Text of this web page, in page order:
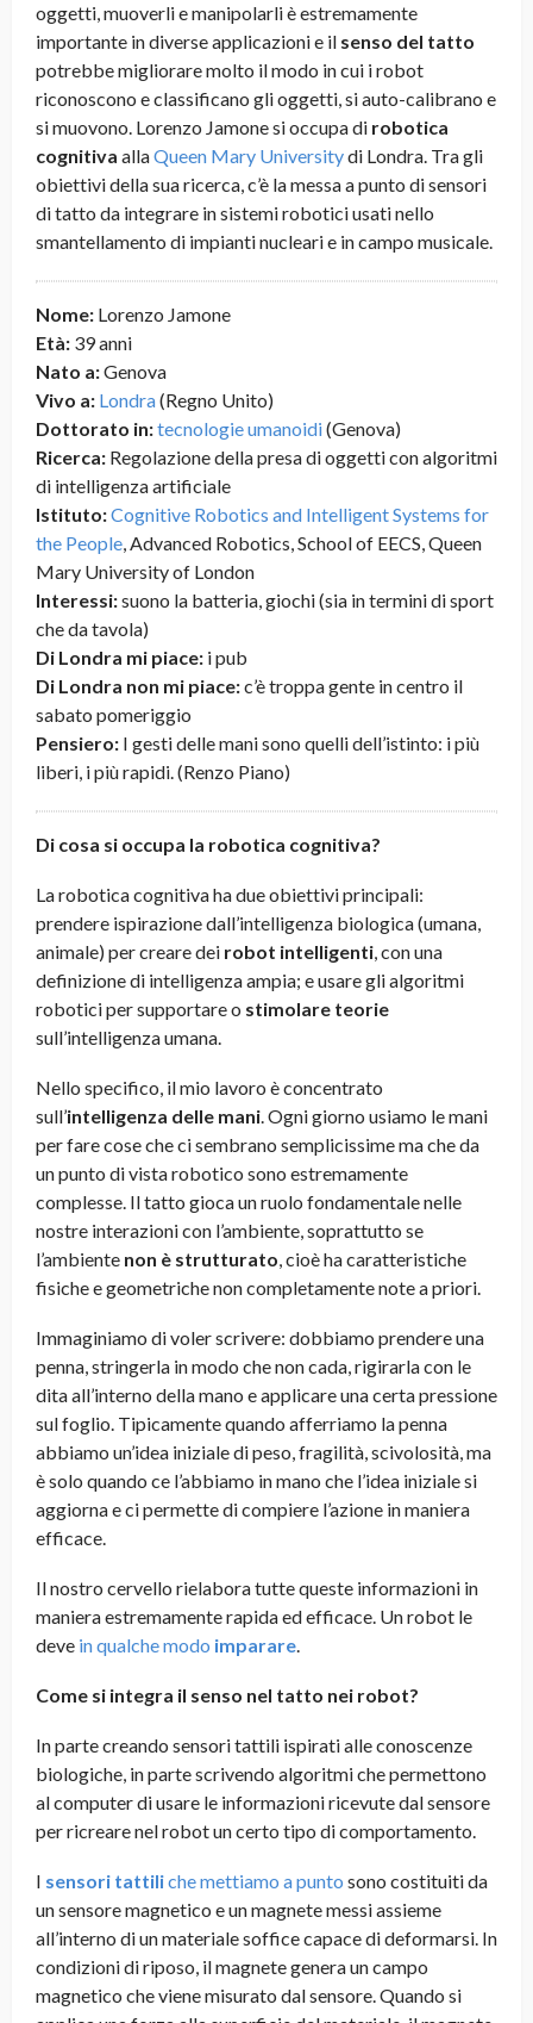
oggetti, muoverli e manipolarli è estremamente
importante in diverse applicazioni e il senso del tatto
potrebbe migliorare molto il modo in cui i robot
riconoscono e classificano gli oggetti, si auto-calibrano e
si muovono. Lorenzo Jamone si occupa di robotica
cognitiva allaQueen Mary Universitydi Londra. Tra gli
obiettivi della sua ricerca, c’è la messa a punto di sensori
di tatto da integrare in sistemi robotici usati nello
smantellamento di impianti nucleari e in campo musicale.
Nome: Lorenzo Jamone
Età: 39 anni
Nato a:Genova
Vivo a: Londra(Regno Unito)
Dottorato in:tecnologie umanoidi(Genova)
Ricerca: Regolazione della presa di oggetti con algoritmi
di intelligenza artificiale
Istituto:Cognitive Robotics and Intelligent Systems for
the People, Advanced Robotics, School of EECS, Queen
Mary University of London
Interessi:suono la batteria, giochi (sia in termini di sport
che da tavola)
Di Londra mi piace: i pub
Di Londra non mi piace:c’è troppa gente in centro il
sabato pomeriggio
Pensiero: I gesti delle mani sono quelli dell’istinto: i più
liberi, i più rapidi. (Renzo Piano)
Di cosa si occupa la robotica cognitiva?
La robotica cognitiva ha due obiettivi principali:
prendere ispirazione dall’intelligenza biologica (umana,
animale) per creare dei robot intelligenti, con una
definizione di intelligenza ampia; e usare gli algoritmi
robotici per supportare o stimolare teorie
sull’intelligenza umana.
Nello specifico, il mio lavoro è concentrato
sull’intelligenza delle mani. Ogni giorno usiamo le mani
per fare cose che ci sembrano semplicissime ma che da
un punto di vista robotico sono estremamente
complesse. Il tatto gioca un ruolo fondamentale nelle
nostre interazioni con l’ambiente, soprattutto se
l’ambiente non è strutturato, cioè ha caratteristiche
fisiche e geometriche non completamente note a priori.
Immaginiamo di voler scrivere: dobbiamo prendere una
penna, stringerla in modo che non cada, rigirarla con le
dita all’interno della mano e applicare una certa pressione
sul foglio. Tipicamente quando afferriamo la penna
abbiamo un’idea iniziale di peso, fragilità, scivolosità, ma
è solo quando ce l’abbiamo in mano che l’idea iniziale si
aggiorna e ci permette di compiere l’azione in maniera
efficace.
Il nostro cervello rielabora tutte queste informazioni in
maniera estremamente rapida ed efficace. Un robot le
deve in qualche modo imparare.
Come si integra il senso nel tatto nei robot?
In parte creando sensori tattili ispirati alle conoscenze
biologiche, in parte scrivendo algoritmi che permettono
al computer di usare le informazioni ricevute dal sensore
per ricreare nel robot un certo tipo di comportamento.
I sensori tattiliche mettiamo a punto sono costituiti da
un sensore magnetico e un magnete messi assieme
all’interno di un materiale soffice capace di deformarsi. In
condizioni di riposo, il magnete genera un campo
magnetico che viene misurato dal sensore. Quando si